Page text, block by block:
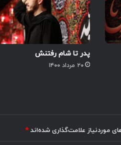
پدر تا شام رفتنش
۲۰ مرداد ۱۴۰۰
موردنیاز علامت‌گذاری شده‌اند *